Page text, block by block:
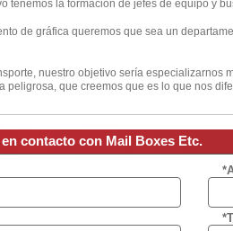
tenemos la formación de jefes de equipo y
de gráfica queremos que sea un
nuestro objetivo sería
peligrosa, que creemos que es lo que nos
contacto con Mail Boxes Etc.